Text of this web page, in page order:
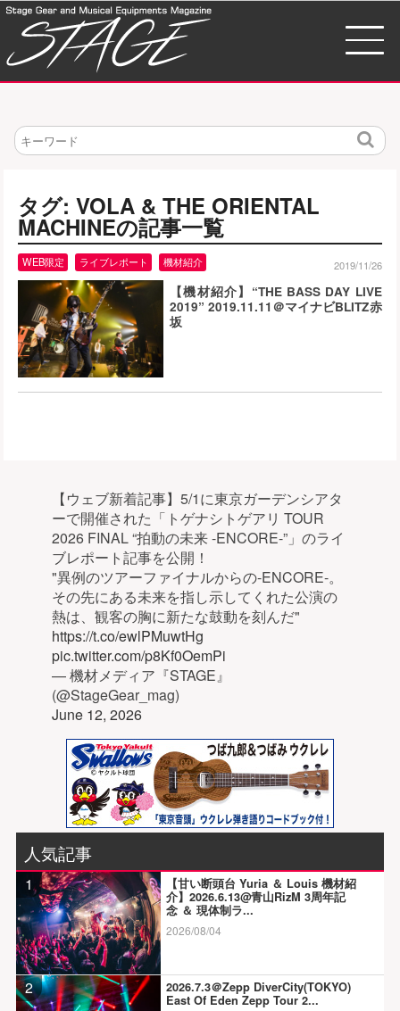
検
タグ: VOLA & THE ORIENTAL
MACHINEの記事一覧
【機材紹介】“THE BASS DAY LIVE
2019” 2019.11.11＠マイナビBLITZ赤
坂
WEB限定 ライブレポート 機材紹介 2019/11/26
【ウェブ新着記事】5/1に東京ガーデンシアタ
ーで開催された「トゲナシトゲアリ TOUR
2026 FINAL “拍動の未来 -ENCORE-”」のライ
ブレポート記事を公開！
"異例のツアーファイナルからの-ENCORE-。
その先にある未来を指し示してくれた公演の
熱は、観客の胸に新たな鼓動を刻んだ"
https://t.co/ewlPMuwtHg
pic.twitter.com/p8Kf0OemPi
— 機材メディア『STAGE』
(@StageGear_mag)
June 12, 2026
人気記事
1
【甘い断頭台 Yuria ＆ Louis 機材紹
介】2026.6.13@青山RizM 3周年記
念 ＆ 現体制ラ...
2026/08/04
2
2026.7.3＠Zepp DiverCity(TOKYO)
East Of Eden Zepp Tour 2...